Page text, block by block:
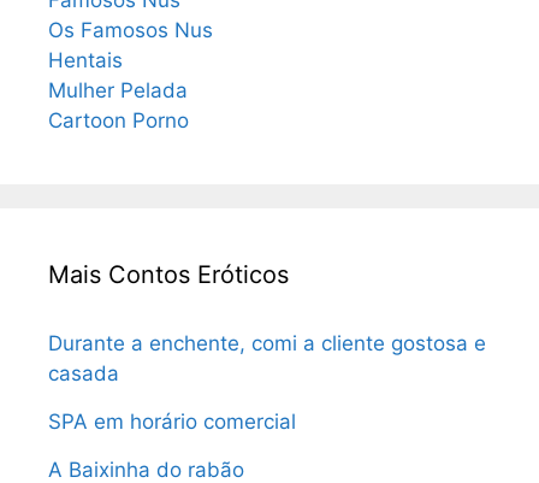
Os Famosos Nus
Hentais
Mulher Pelada
Cartoon Porno
Mais Contos Eróticos
Durante a enchente, comi a cliente gostosa e
casada
SPA em horário comercial
A Baixinha do rabão